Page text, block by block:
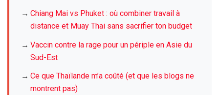
→ Chiang Mai vs Phuket : où combiner travail à
distance et Muay Thai sans sacrifier ton budget
→ Vaccin contre la rage pour un périple en Asie du
Sud-Est
→ Ce que Thaïlande m’a coûté (et que les blogs ne
montrent pas)